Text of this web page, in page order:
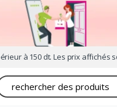
à 150 dt. Les prix affichés